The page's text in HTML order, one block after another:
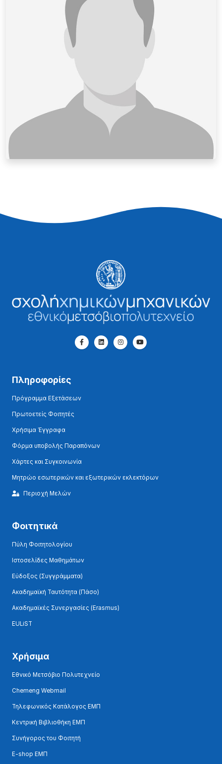
Πληροφορίες
Πρόγραμμα Εξετάσεων
Πρωτοετείς Φοιτητές
Χρήσιμα Έγγραφα
Φόρμα υποβολής Παραπόνων
Χάρτες και Συγκοινωνία
Μητρώο εσωτερικών και εξωτερικών εκλεκτόρων
Περιοχή Μελών
Φοιτητικά
Πύλη Φοιτητολογίου
Ιστοσελίδες Μαθημάτων
Εύδοξος (Συγγράμματα)
Ακαδημαϊκή Ταυτότητα (Πάσο)
Ακαδημαϊκές Συνεργασίες (Erasmus)
EULiST
Χρήσιμα
Εθνικό Μετσόβιο Πολυτεχνείο
Chemeng Webmail
Τηλεφωνικός Κατάλογος ΕΜΠ
Κεντρική Βιβλιοθήκη ΕΜΠ
Συνήγορος του Φοιτητή
E-shop ΕΜΠ